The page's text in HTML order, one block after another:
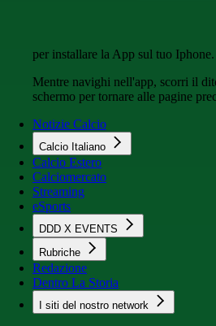
per installare la App sul tuo Iphone.
Mentre navighi nell'app, scorri il
schermo per tornare alle pagine
Notizie Calcio
Calcio Italiano
Calcio Estero
Calciomercato
Streaming
eSports
DDD X EVENTS
Rubriche
Redazione
Dentro La Storia
I siti del nostro network